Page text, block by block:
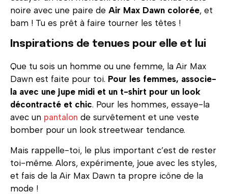
noire avec une paire de Air Max Dawn colorée, et
bam ! Tu es prêt à faire tourner les têtes !
Inspirations de tenues pour elle et lui
Que tu sois un homme ou une femme, la Air Max
Dawn est faite pour toi. Pour les femmes, associe-
la avec une jupe midi et un t-shirt pour un look
décontracté et chic. Pour les hommes, essaye-la
avec un pantalon de survêtement et une veste
bomber pour un look streetwear tendance.
Mais rappelle-toi, le plus important c’est de rester
toi-même. Alors, expérimente, joue avec les styles,
et fais de la Air Max Dawn ta propre icône de la
mode !